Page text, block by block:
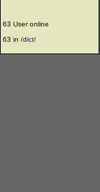
63 User online
63 in /dict/